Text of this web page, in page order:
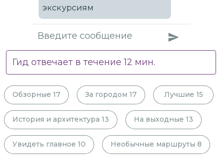
экскурсиям
Гид отвечает в течение12 мин.
Обзорные 17 За городом 17 Лучшие 15
История и архитектура 13 На выходные 13
Увидеть главное 10 Необычные маршруты 8